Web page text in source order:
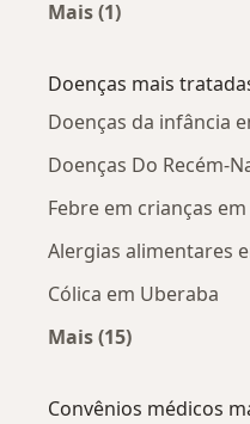
Mais (1)
Doenças mais
Doenças da infância
Doenças Do Recém-
Febre em crianças
Alergias alimentares
Cólica em Uberaba
Mais (15)
Convênios médicos